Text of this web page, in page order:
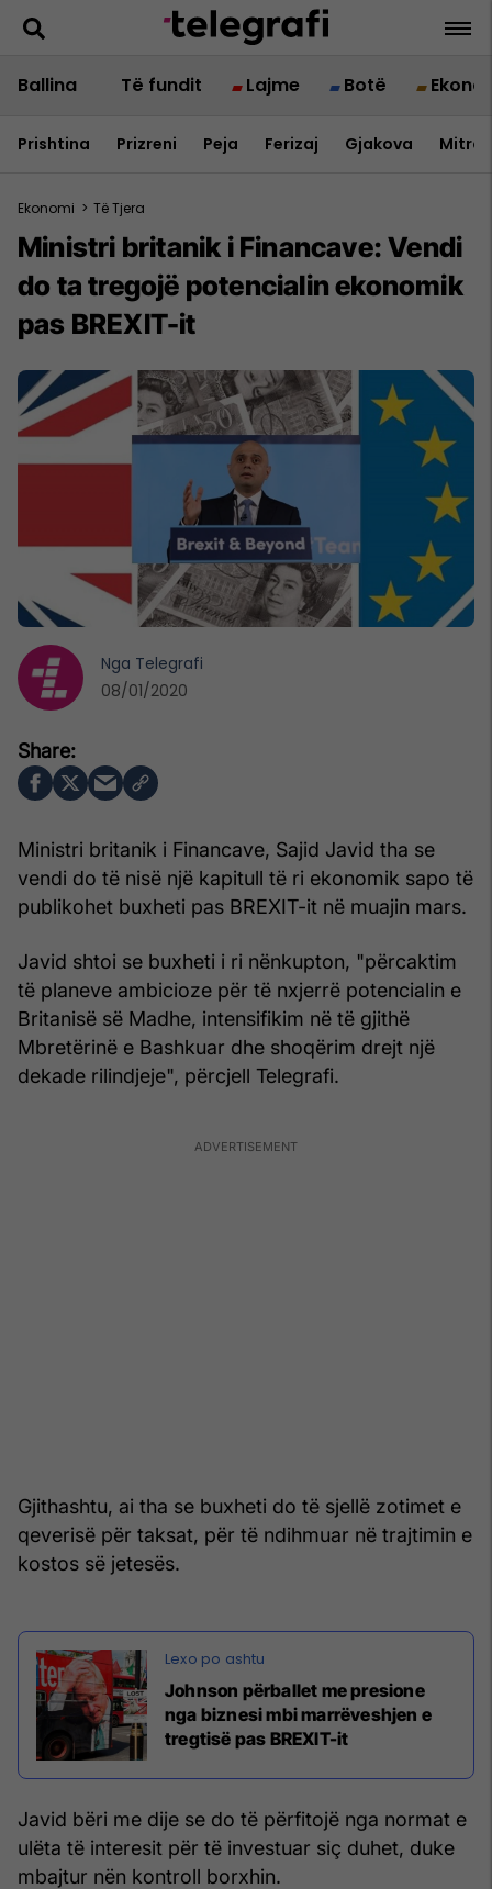
Ballina Të fundit Lajme Botë
Prishtina Prizreni Peja Ferizaj Gjakova
Ekonomi > Të Tjera
Ministri britanik i Financave: Vendi
do ta tregojë potencialin ekonomik
pas BREXIT-it
Ministri britanik i Financave, Sajid Javid tha se
vendi do të nisë një kapitull të ri ekonomik sapo të
publikohet buxheti pas BREXIT-it në muajin mars.
Javid shtoi se buxheti i ri nënkupton, "përcaktim
të planeve ambicioze për të nxjerrë potencialin e
Britanisë së Madhe, intensifikim në të gjithë
Mbretërinë e Bashkuar dhe shoqërim drejt një
dekade rilindjeje", përcjell Telegrafi.
Gjithashtu, ai tha se buxheti do të sjellë zotimet e
qeverisë për taksat, për të ndihmuar në trajtimin e
kostos së jetesës.
Johnson përballet me presione
nga biznesi mbi marrëveshjen e
tregtisë pas BREXIT-it
Javid bëri me dije se do të përfitojë nga normat e
ulëta të interesit për të investuar siç duhet, duke
mbajtur nën kontroll borxhin.
Nga Telegrafi
08/01/2020